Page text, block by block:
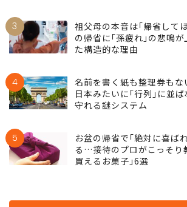
3
祖父母の本音は｢帰省して
の帰省に｢孫疲れ｣の悲鳴
た構造的な理由
4
名前を書く紙も整理券も
日本みたいに｢行列｣に並
守れる謎システム
5
お盆の帰省で｢絶対に喜ば
る…接待のプロがこっそり
買えるお菓子｣6選